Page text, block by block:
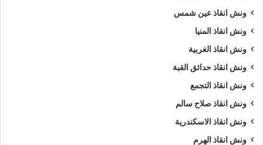
ونش انقاذ عين شمس
ونش انقاذ المنيا
ونش انقاذ الغربية
ونش انقاذ حدائق القبة
ونش انقاذ التجمع
ونش انقاذ صلاح سالم
ونش انقاذ الاسكندرية
ونش انقاذ الهرم